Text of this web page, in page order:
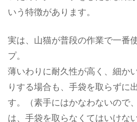
いう特徴があります。
実は、山猫が普段の作業で一番
プ。
薄いわりに耐久性が高く、細か
りする場合も、手袋を取らずに
す。（素手にはかなわないので
は、手袋を取らなくてはいけな